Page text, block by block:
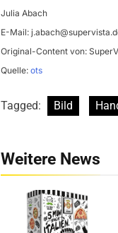
Julia Abach
E-Mail:
Original-Content von:
Quelle: ots
Tagged: Bild
Weitere News